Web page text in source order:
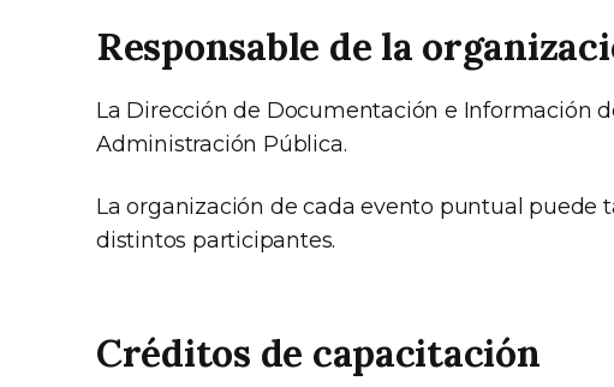
Responsable de la
La Dirección de Documentación e Información
Administración Pública.
La organización de cada evento puntual puede
distintos participantes.
Créditos de capacitación